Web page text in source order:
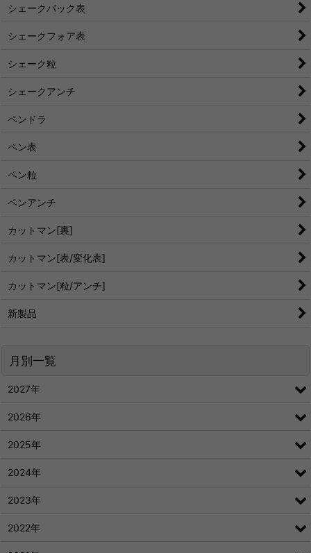
シェークバック表
シェークフォア表
シェーク粒
シェークアンチ
ペンドラ
ペン表
ペン粒
ペンアンチ
カットマン[裏]
カットマン[表/変化表]
カットマン[粒/アンチ]
新製品
月別一覧
2027年
2026年
2025年
2024年
2023年
2022年